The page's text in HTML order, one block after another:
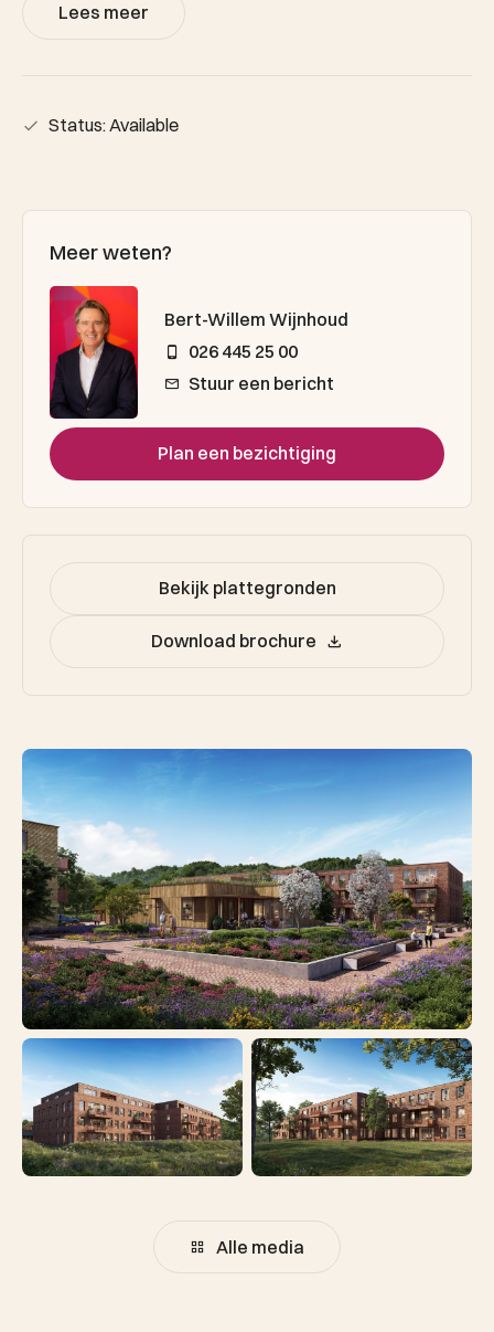
Lees meer
Status: Available
Meer weten?
Bert-Willem Wijnhoud
026 445 25 00
Stuur een bericht
Plan een bezichtiging
Bekijk plattegronden
Download brochure
Alle media